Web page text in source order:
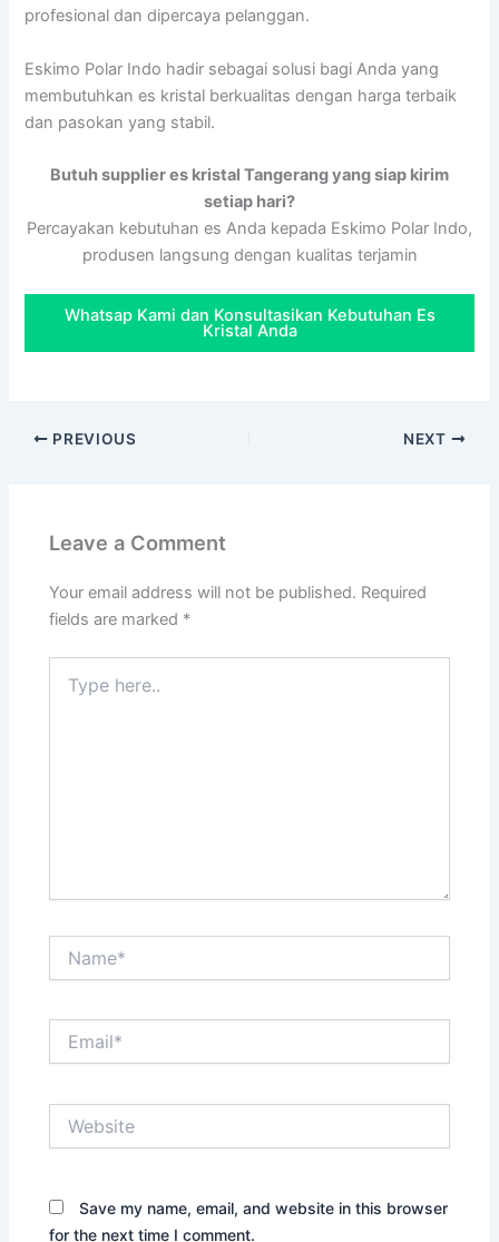
profesional dan dipercaya pelanggan.
Eskimo Polar Indo hadir sebagai solusi bagi Anda yang
membutuhkan es kristal berkualitas dengan harga terbaik
dan pasokan yang stabil.
Butuh supplier es kristal Tangerang yang siap kirim
setiap hari?
Percayakan kebutuhan es Anda kepada Eskimo Polar Indo,
produsen langsung dengan kualitas terjamin
Whatsap Kami dan Konsultasikan Kebutuhan Es
Kristal Anda
PREVIOUS NEXT
Leave a Comment
Your email address will not be published. Required
fields are marked *
here..
Save my name, email, and website in this browser
for the next time I comment.